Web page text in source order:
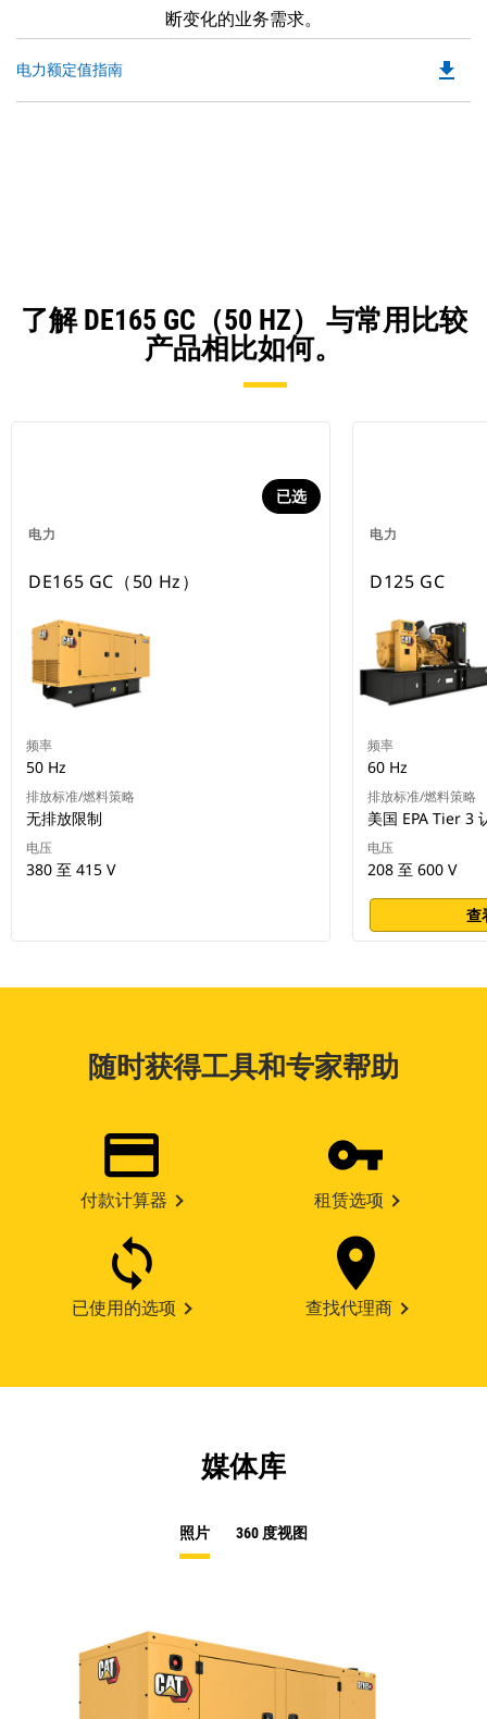
断变化的业务需求。
电力额定值指南 file_download
了解 DE165 GC（50 HZ） 与常用比较
产品相比如何。
电力
已选
DE165 GC（50 Hz）
频率
50 Hz
排放标准/燃料策略
无排放限制
电压
380 至 415 V
电力
D125 GC
频率
60 Hz
排放标准/燃料策略
美国 EPA Tier 3
电压
208 至 600 V
查
随时获得工具和专家帮助
付款计算器 租赁选项
已使用的选项 查找代理商
媒体库
照片 360 度视图